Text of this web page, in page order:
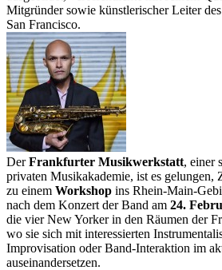
Mitgründer sowie künstlerischer Leiter
San Francisco.
DerFrankfurter Musikwerkstatt, einer
privaten Musikakademie, ist es gelungen,
zu einem Workshop ins Rhein-Main-
nach dem Konzert der Band am 24.
die vier New Yorker in den Räumen der
wo sie sich mit interessierten
Improvisation oder Band-Interaktion im
auseinandersetzen.